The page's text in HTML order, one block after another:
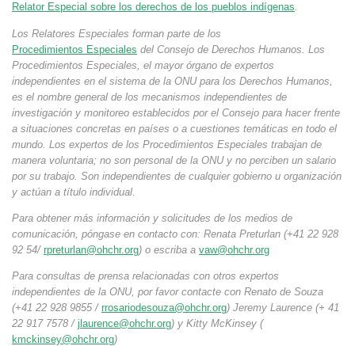
Relator Especial sobre los derechos de los pueblos indígenas.
Los Relatores Especiales forman parte de los
Procedimientos Especiales del Consejo de Derechos Humanos. Los
Procedimientos Especiales, el mayor órgano de expertos
independientes en el sistema de la ONU para los Derechos Humanos,
es el nombre general de los mecanismos independientes de
investigación y monitoreo establecidos por el Consejo para hacer frente
a situaciones concretas en países o a cuestiones temáticas en todo el
mundo. Los expertos de los Procedimientos Especiales trabajan de
manera voluntaria; no son personal de la ONU y no perciben un salario
por su trabajo. Son independientes de cualquier gobierno u organización
y actúan a título individual.
Para obtener más información y solicitudes de los medios de
comunicación, póngase en contacto con: Renata Preturlan (+41 22 928
92 54/ rpreturlan@ohchr.org) o escriba a vaw@ohchr.org
Para consultas de prensa relacionadas con otros expertos
independientes de la ONU, por favor contacte con Renato de Souza
(+41 22 928 9855 / rrosariodesouza@ohchr.org) Jeremy Laurence (+ 41
22 917 7578 / jlaurence@ohchr.org) y Kitty McKinsey (
kmckinsey@ohchr.org)